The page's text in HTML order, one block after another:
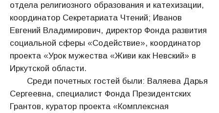
отдела религиозного образования и катехизации,
координатор Секретариата Чтений; Иванов
Евгений Владимирович, директор Фонда развития
социальной сферы «Содействие», координатор
проекта «Урок мужества «Живи как Невский» в
Иркутской области.
Среди почетных гостей были: Валяева Дарья
Сергеевна, специалист Фонда Президентских
Грантов, куратор проекта «Комплексная